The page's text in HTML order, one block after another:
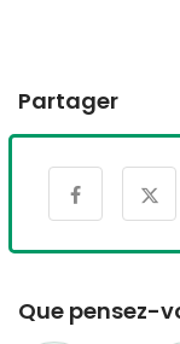
Partager
Que pensez-